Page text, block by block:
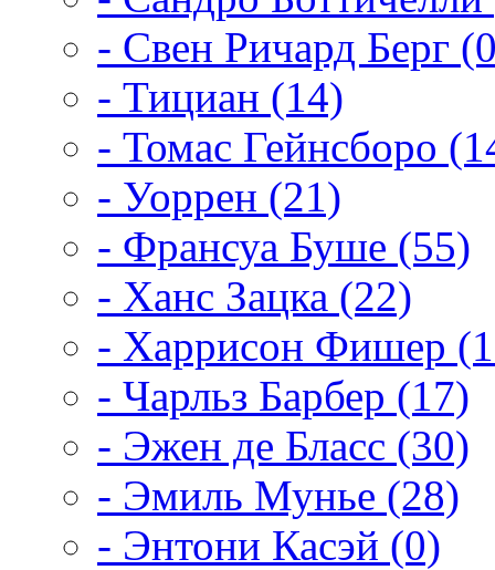
- Свен Ричард Берг
- Тициан (14)
- Томас Гейнсборо
- Уоррен (21)
- Франсуа Буше (55)
- Ханс Зацка (22)
- Харрисон Фишер
- Чарльз Барбер (17)
- Эжен де Бласс (30)
- Эмиль Мунье (28)
- Энтони Касэй (0)